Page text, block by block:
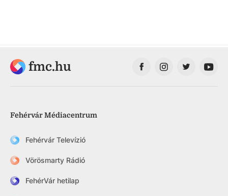
fmc.hu
Fehérvár Médiacentrum
Fehérvár Televízió
Vörösmarty Rádió
FehérVár hetilap